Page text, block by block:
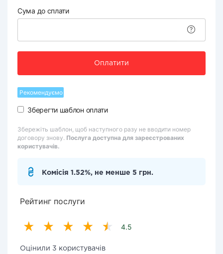
Сума до сплати
Оплатити
Рекомендуємо
Зберегти шаблон оплати
Збережіть шаблон, щоб наступного разу не вводити номер
договору знову. Послуга доступна для зареєстрованих
користувачів.
Комісія 1.52%, не менше 5 грн.
Рейтинг послуги
4.5
Оцінили 3 користувачів